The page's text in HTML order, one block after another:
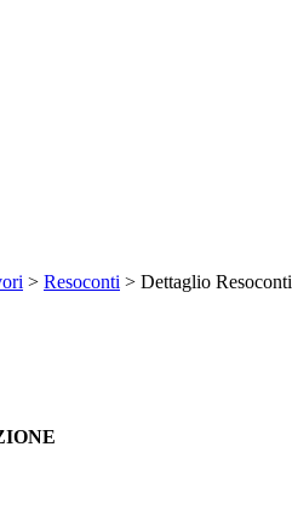
> Resoconti > Dettaglio Resoconti